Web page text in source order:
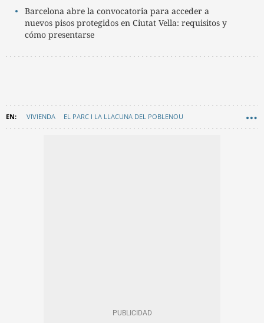
Barcelona abre la convocatoria para acceder a
nuevos pisos protegidos en Ciutat Vella: requisitos y
cómo presentarse
VIVIENDA EL PARC I LA LLACUNA DEL POBLENOU